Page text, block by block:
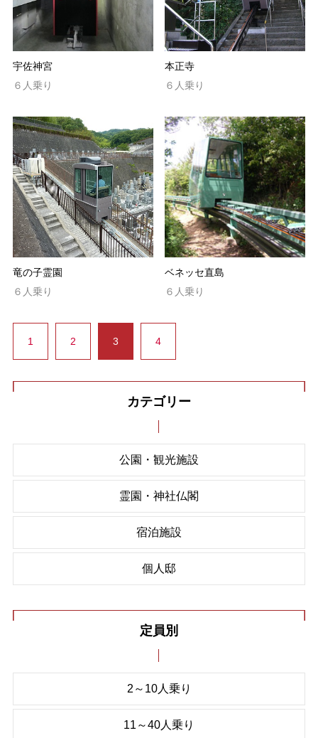
宇佐神宮
６人乗り
本正寺
６人乗り
竜の子霊園
６人乗り
ベネッセ直島
６人乗り
1 2 3 4
カテゴリー
公園・観光施設
霊園・神社仏閣
宿泊施設
個人邸
定員別
2～10人乗り
11～40人乗り